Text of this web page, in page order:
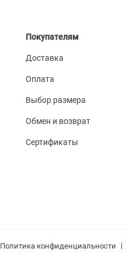
Покупателям
Доставка
Оплата
Выбор размера
Обмен и возврат
Сертификаты
Политика конфиденциальности |